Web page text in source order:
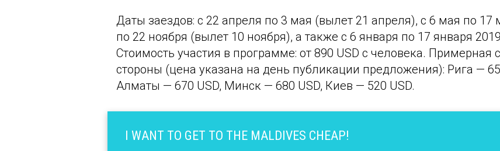
Даты заездов: с 22 апреля по 3 мая (вылет 21 апреля), с 6 мая по 17
по 22 ноября (вылет 10 ноября), а также с 6 января по 17 января
Стоимость участия в программе: от 890 USD с человека. Примерная
стороны (цена указана на день публикации предложения): Рига —
Алматы — 670 USD, Минск — 680 USD, Киев — 520 USD.
I WANT TO GET TO THE MALDIVES CHEAP!